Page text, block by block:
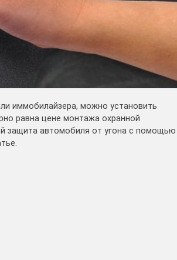
иммобилайзера, можно установить
равна цене монтажа охранной
защита автомобиля от угона с помощью